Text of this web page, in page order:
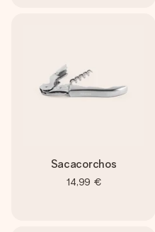
Sacacorchos
14,99 €